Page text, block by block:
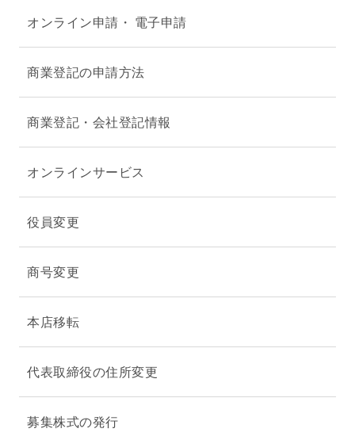
オンライン申請・ 電子申請
商業登記の申請方法
商業登記・会社登記情報
オンラインサービス
役員変更
商号変更
本店移転
代表取締役の住所変更
募集株式の発行